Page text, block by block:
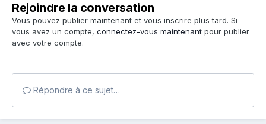
Rejoindre la conversation
Vous pouvez publier maintenant et vous inscrire plus tard. Si
vous avez un compte, connectez-vous maintenant pour publier
avec votre compte.
Répondre à ce sujet…